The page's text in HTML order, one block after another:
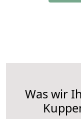
Was wir